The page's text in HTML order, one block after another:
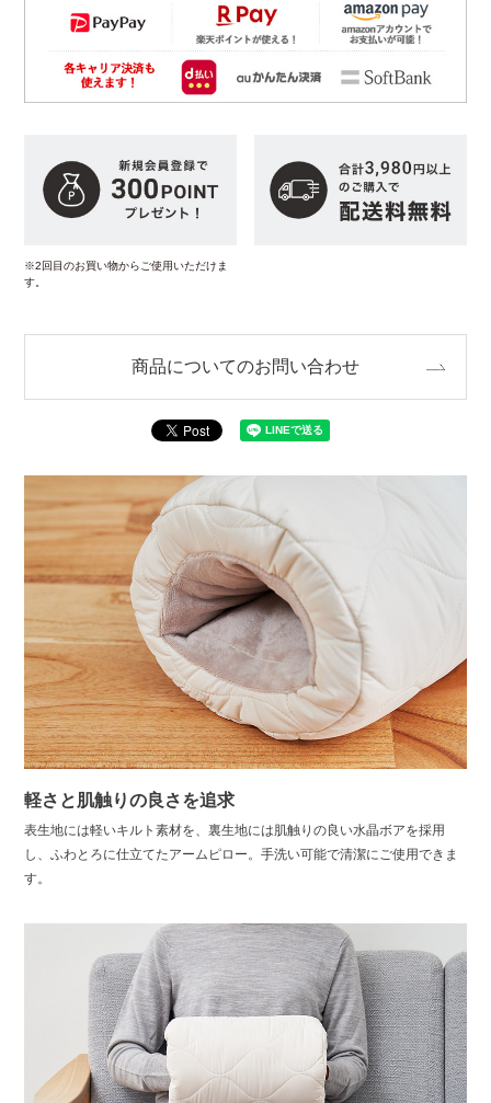
※2回目のお買い物からご使用いただけま
す。
商品についてのお問い合わせ
軽さと肌触りの良さを追求
表生地には軽いキルト素材を、裏生地には肌触りの良い水晶ボアを採用
し、ふわとろに仕立てたアームピロー。手洗い可能で清潔にご使用できま
す。